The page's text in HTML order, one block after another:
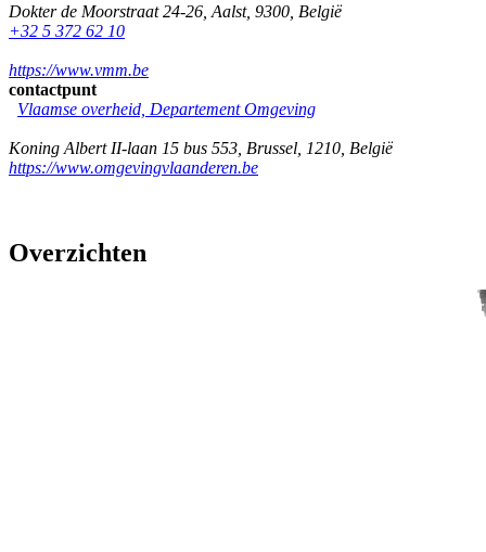
Dokter de Moorstraat 24-26 Aalst, 9300 België
+32 5 372 62 10
https://www.vmm.be
contactpunt
Vlaamse overheid, Departement Omgeving
Koning Albert II-laan 15 bus 553 Brussel 1210 België
https://www.omgevingvlaanderen.be
Overzichten